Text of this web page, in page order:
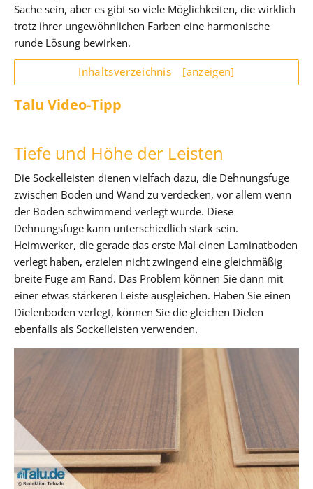
Sache sein, aber es gibt so viele Möglichkeiten, die wirklich
trotz ihrer ungewöhnlichen Farben eine harmonische
runde Lösung bewirken.
Inhaltsverzeichnis [anzeigen]
Talu Video-Tipp
Tiefe und Höhe der Leisten
Die Sockelleisten dienen vielfach dazu, die Dehnungsfuge
zwischen Boden und Wand zu verdecken, vor allem wenn
der Boden schwimmend verlegt wurde. Diese
Dehnungsfuge kann unterschiedlich stark sein.
Heimwerker, die gerade das erste Mal einen Laminatboden
verlegt haben, erzielen nicht zwingend eine gleichmäßig
breite Fuge am Rand. Das Problem können Sie dann mit
einer etwas stärkeren Leiste ausgleichen. Haben Sie einen
Dielenboden verlegt, können Sie die gleichen Dielen
ebenfalls als Sockelleisten verwenden.